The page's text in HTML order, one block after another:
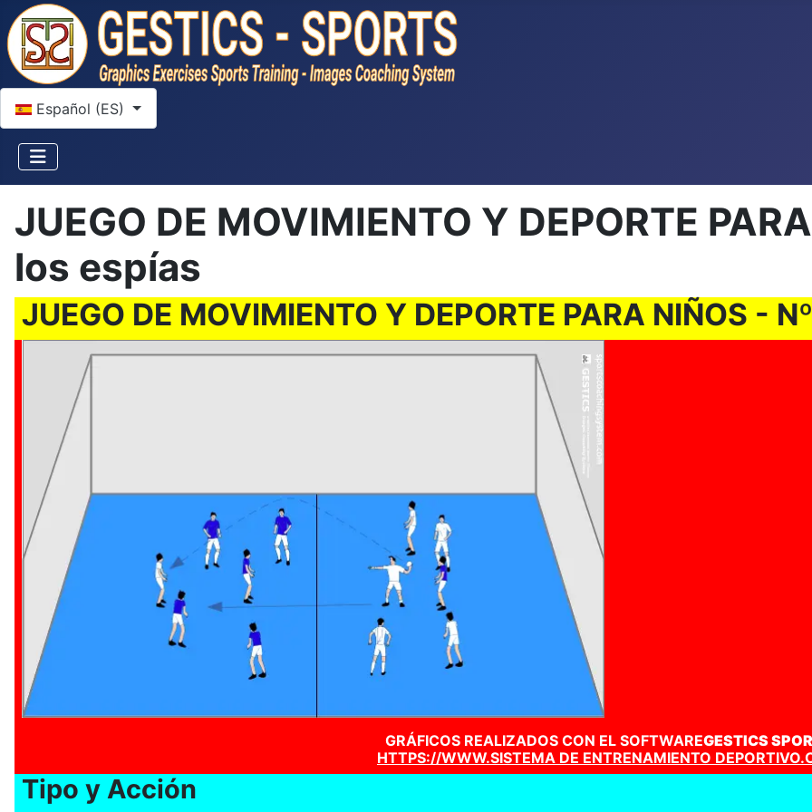
Seleccione su idioma
Español (ES)
JUEGO DE MOVIMIENTO Y DEPORTE
los espías
JUEGO DE MOVIMIENTO Y DEPORTE PARA NIÑOS -
GRÁFICOS REALIZADOS CON EL SOFTWAREGESTICS
HTTPS://WWW.SISTEMA DE ENTRENAMIENTO
Tipo y Acción